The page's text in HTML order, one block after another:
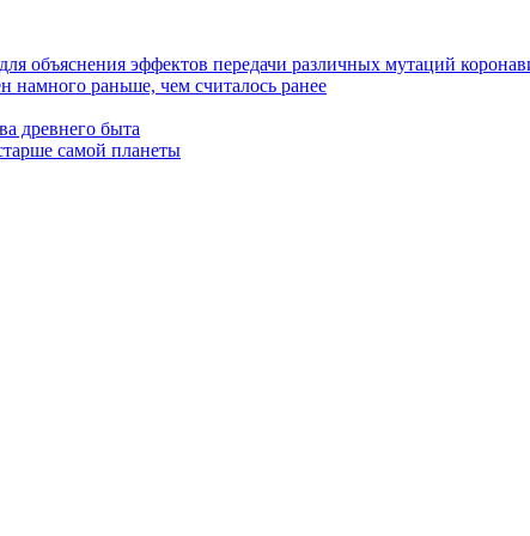
объяснения эффектов передачи различных мутаций
намного раньше, чем считалось ранее
древнего быта
самой планеты